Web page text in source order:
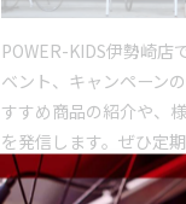
POWER-KIDS伊勢崎店
ベント、キャンペーン
すすめ商品の紹介や、
を発信します。ぜひ定
下さい。